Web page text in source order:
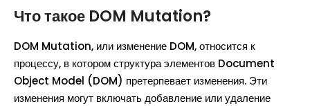
Что такое DOM Mutation?
DOM Mutation, или изменение DOM, относится к
процессу, в котором структура элементов Document
Object Model (DOM) претерпевает изменения. Эти
изменения могут включать добавление или удаление